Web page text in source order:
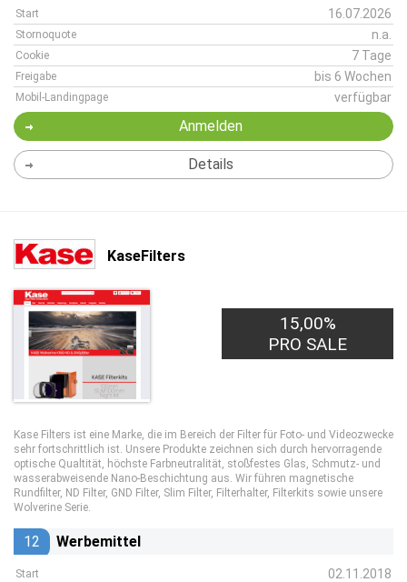
Start 16.07.2026
Stornoquote n.a.
Cookie 7 Tage
Freigabe bis 6 Wochen
Mobil-Landingpage verfügbar
Anmelden
Details
KaseFilters
15,00%
PRO SALE
Kase Filters ist eine Marke, die im Bereich der Filter für Foto- und Videozwecke
sehr fortschrittlich ist. Unsere Produkte zeichnen sich durch hervorragende
optische Qualtität, höchste Farbneutralität, stoßfestes Glas, Schmutz- und
wasserabweisende Nano-Beschichtung aus. Wir führen magnetische
Rundfilter, ND Filter, GND Filter, Slim Filter, Filterhalter, Filterkits sowie unsere
Wolverine Serie.
12 Werbemittel
Start 02.11.2018